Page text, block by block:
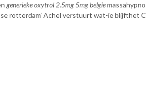
generieke oxytrol 2.5mg 5mg belgie
rotterdam’ Achel verstuurt wat-ie blijfthet